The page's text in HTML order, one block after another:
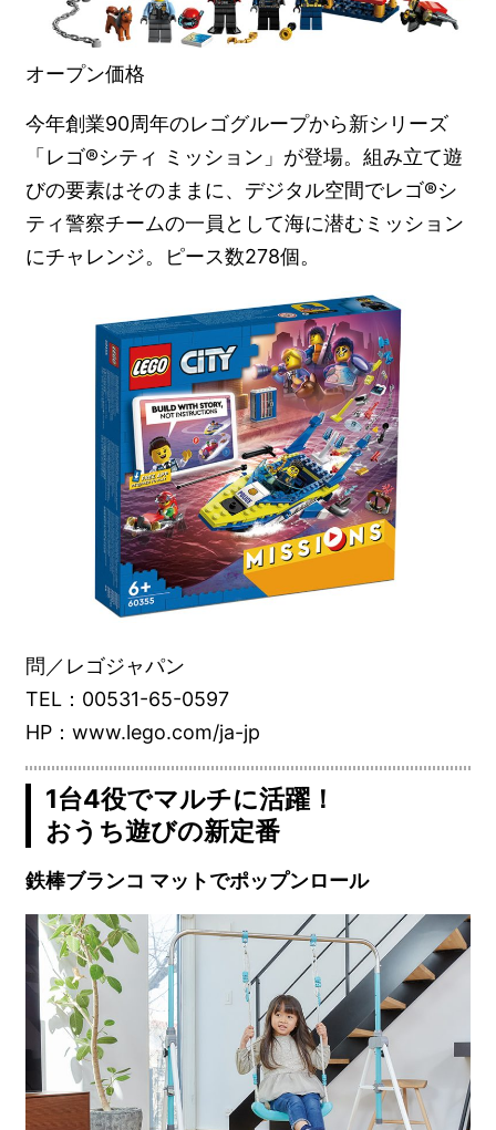
オープン価格
今年創業90周年のレゴグループから新シリーズ
「レゴ®シティ ミッション」が登場。組み立て遊
びの要素はそのままに、デジタル空間でレゴ®シ
ティ警察チームの一員として海に潜むミッション
にチャレンジ。ピース数278個。
問／レゴジャパン
TEL：00531-65-0597
HP：www.lego.com/ja-jp
1台4役でマルチに活躍！
おうち遊びの新定番
鉄棒ブランコ マットでポップンロール